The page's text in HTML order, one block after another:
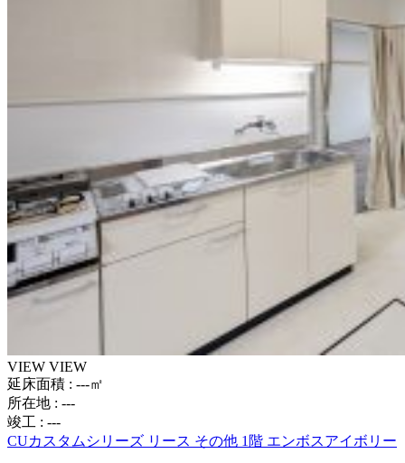
VIEW VIEW
延床面積 : ---㎡
所在地 : ---
竣工 : ---
CUカスタムシリーズ リース その他 1階 エンボスアイボリー